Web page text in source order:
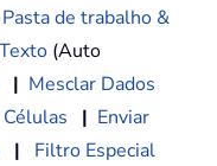
de trabalho &
(Auto
| Mesclar Dados
| Enviar
|
Filtro Especial